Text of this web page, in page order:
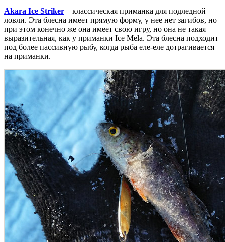
Akara Ice Striker – классическая приманка для подледной
ловли. Эта блесна имеет прямую форму, у нее нет загибов, но
при этом конечно же она имеет свою игру, но она не такая
выразительная, как у приманки Ice Mela. Эта блесна подходит
под более пассивную рыбу, когда рыба еле-еле дотрагивается
на приманки.